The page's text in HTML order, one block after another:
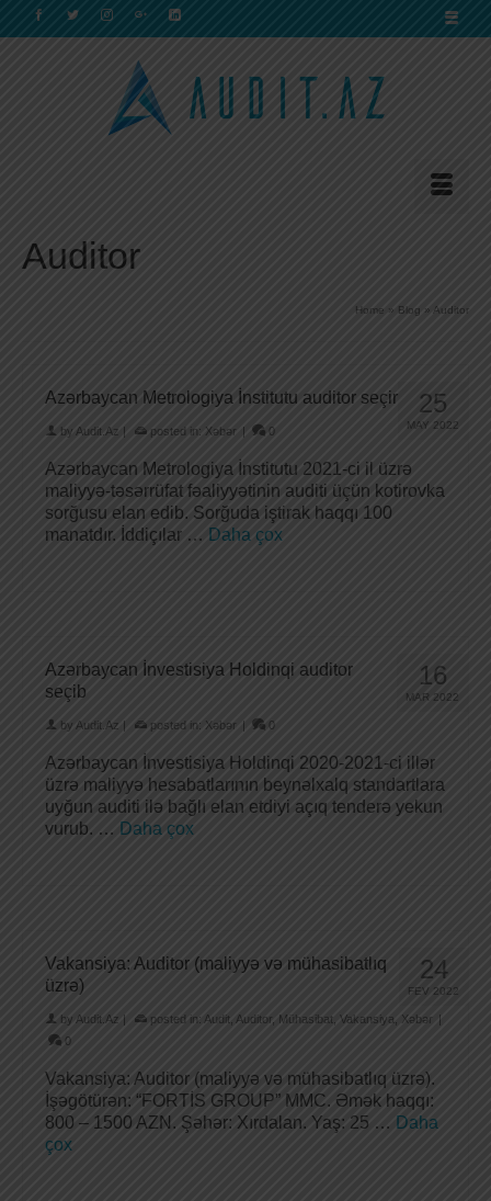
Auditor
Home » Blog » Auditor
25
MAY 2022
Azərbaycan Metrologiya İnstitutu auditor seçir
by Audit.Az | posted in: Xəbər | 0
Azərbaycan Metrologiya İnstitutu 2021-ci il üzrə
maliyyə-təsərrüfat fəaliyyətinin auditi üçün kotirovka
sorğusu elan edib. Sorğuda iştirak haqqı 100
manatdır. İddiçılar … Daha çox
16
MAR 2022
Azərbaycan İnvestisiya Holdinqi auditor
seçib
by Audit.Az | posted in: Xəbər | 0
Azərbaycan İnvestisiya Holdinqi 2020-2021-ci illər
üzrə maliyyə hesabatlarının beynəlxalq standartlara
uyğun auditi ilə bağlı elan etdiyi açıq tenderə yekun
vurub. … Daha çox
24
FEV 2022
Vakansiya: Auditor (maliyyə və mühasibatlıq
üzrə)
by Audit.Az | posted in: Audit Auditor, Mühasibat Vakansiya Xəbər |
0
Vakansiya: Auditor (maliyyə və mühasibatlıq üzrə).
İşəgötürən: “FORTİS GROUP” MMC. Əmək haqqı:
800 – 1500 AZN. Şəhər: Xırdalan. Yaş: 25 … Daha
çox